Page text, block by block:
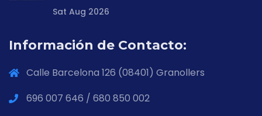
Sat Aug 2026
Información de Contacto:
Calle Barcelona 126 (08401) Granollers
696 007 646 / 680 850 002